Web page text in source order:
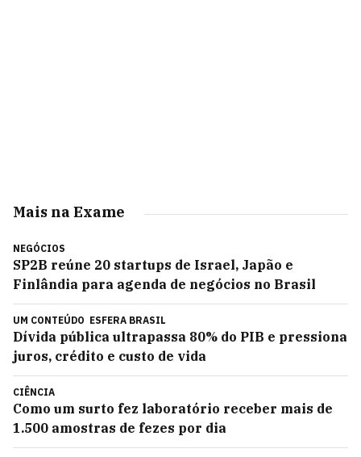
Mais na Exame
NEGÓCIOS
SP2B reúne 20 startups de Israel, Japão e
Finlândia para agenda de negócios no Brasil
UM CONTEÚDO ESFERA BRASIL
Dívida pública ultrapassa 80% do PIB e pressiona
juros, crédito e custo de vida
CIÊNCIA
Como um surto fez laboratório receber mais de
1.500 amostras de fezes por dia